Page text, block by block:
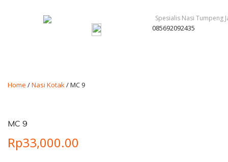
085692092435
Home /Nasi Kotak / MC 9
MC 9
Rp33,000.00